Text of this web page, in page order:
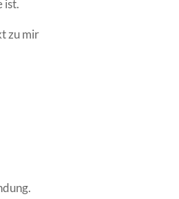
ist.
zu mir